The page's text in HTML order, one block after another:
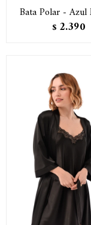
Bata Polar - Azul
$ 2.390